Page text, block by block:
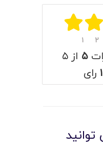
۱ ۲
۵ از ۵
۱ رای